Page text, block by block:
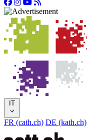
IT
FR (cath.ch) DE (kath.ch)